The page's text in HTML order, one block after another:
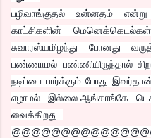
பழிவாங்குதல் உன்னதம்
காட்சிகளின்
சுவாரஸ்யமிழந்து போனது
பண்ணாமல் பண்ணியிருந்தால்
நடிப்பை பார்க்கும் போது
எழாமல் இல்லை.ஆங்காங்கே
வைக்கிறது.